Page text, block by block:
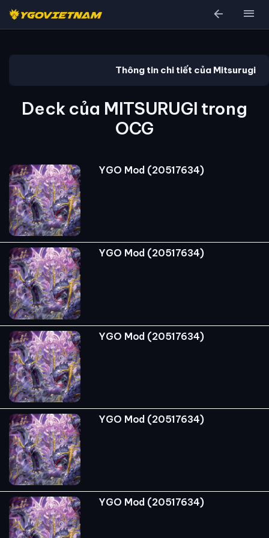
arrow_back menu
Thông tin chi tiết của Mitsurugi
Deck của MITSURUGI trong
OCG
YGO Mod (20517634)
YGO Mod (20517634)
YGO Mod (20517634)
YGO Mod (20517634)
YGO Mod (20517634)